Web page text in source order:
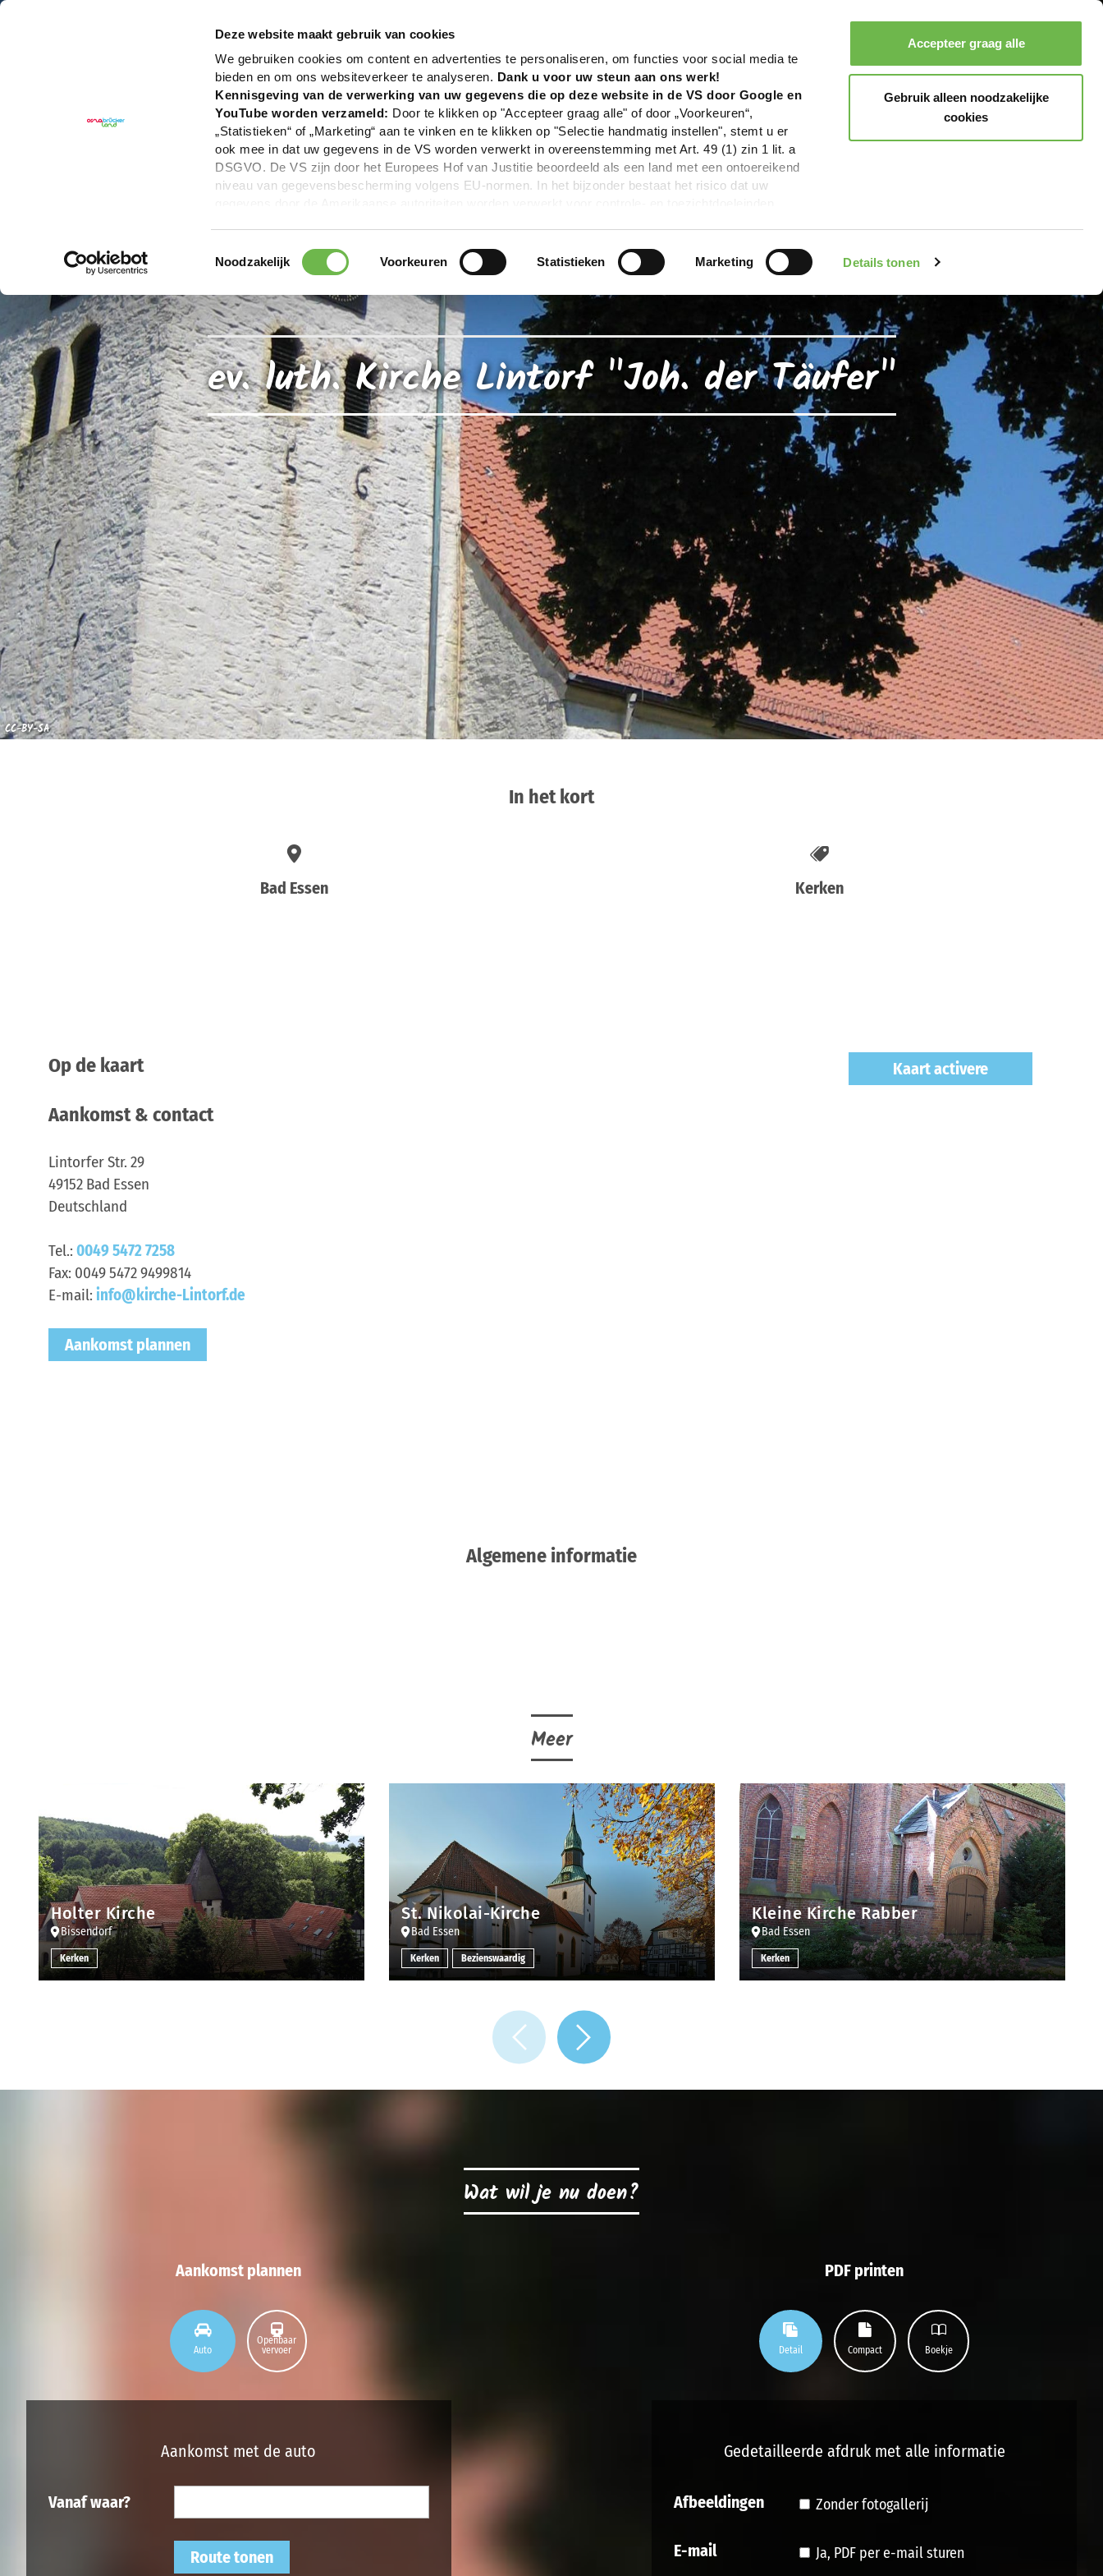
Deze website maakt gebruik van cookies
We gebruiken cookies om content en advertenties te personaliseren, om functies voor social media te
bieden en om ons websiteverkeer te analyseren. Dank u voor uw steun aan ons werk!
Kennisgeving van de verwerking van uw gegevens die op deze website in de VS door Google en
YouTube worden verzameld: Door te klikken op "Accepteer graag alle" of door „Voorkeuren“,
„Statistieken“ of „Marketing“ aan te vinken en te klikken op "Selectie handmatig instellen", stemt u er
ook mee in dat uw gegevens in de VS worden verwerkt in overeenstemming met Art. 49 (1) zin 1 lit. a
DSGVO. De VS zijn door het Europees Hof van Justitie beoordeeld als een land met een ontoereikend
niveau van gegevensbescherming volgens EU-normen. In het bijzonder bestaat het risico dat uw
overdracht niet plaatsvinden. Voor meer informatie, zie onze privacyverklaring.
We geven u hier graag meer gedetailleerde informatie:
|Impressum
Toestemmingsselectie
Noodzakelijk Voorkeuren Statistieken Marketing Details tonen
Accepteer graag alle
Gebruik alleen noodzakelijke
cookies
Boeken Menu
ev. luth. Kirche Lintorf "Joh. der Täufer"
CC-BY-SA
In het kort
Bad Essen Kerken
Op de kaart
Aankomst & contact
Lintorfer Str. 29
49152 Bad Essen
Deutschland
Tel.: 0049 5472 7258
Fax: 0049 5472 9499814
E-mail: info@kirche-Lintorf.de
Aankomst plannen
Kaart activere
Algemene informatie
Meer
Holter Kirche
Bissendorf
Kerken
St. Nikolai-Kirche
Bad Essen
Kerken Bezienswaardig
Kleine Kirche Rabber
Bad Essen
Kerken
Wat wil je nu doen?
Aankomst plannen
Auto
Openbaar
vervoer
Aankomst met de auto
Vanaf waar?
Route tonen
PDF printen
Detail Compact Boekje
Gedetailleerde afdruk met alle informatie
Afbeeldingen Zonder fotogallerij
E-mail Ja, PDF per e-mail sturen